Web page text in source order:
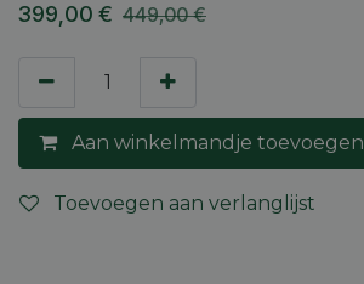
399,00 € 449,00€
Aan winkelmandje toevoegen
Toevoegen aan verlanglijst